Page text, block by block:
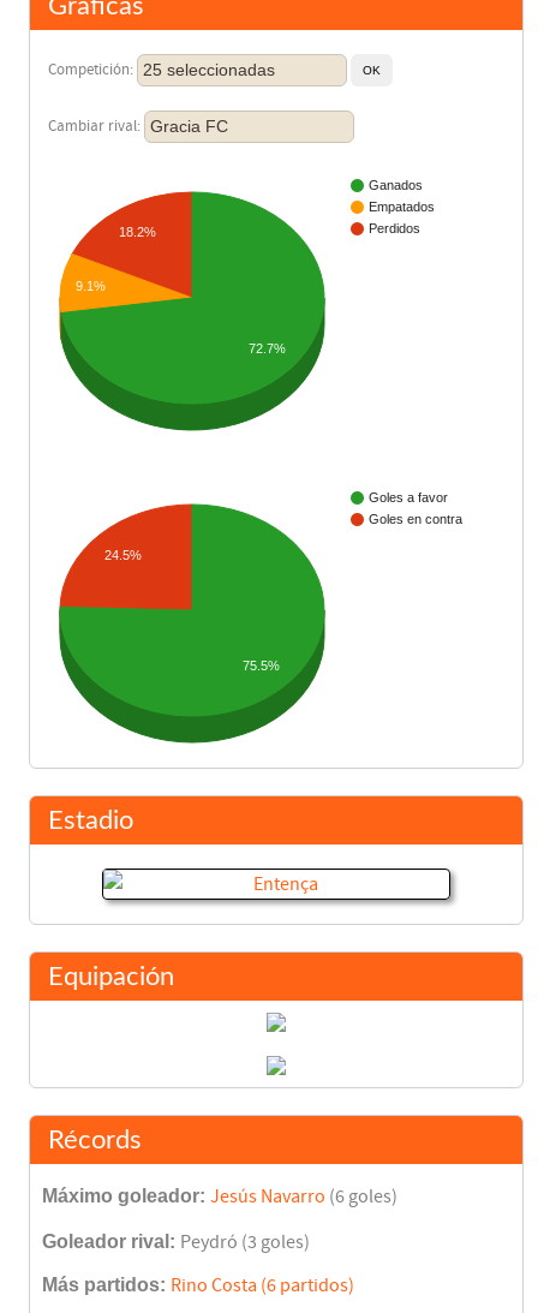
Gráficas
Competición: 25 seleccionadas
Cambiar rival: Gracia FC
Ganados
Empatados
Perdidos
18.2%
9.1%
72.7%
Goles a favor
Goles en contra
24.5%
75.5%
Estadio
Equipación
Récords
Máximo goleador: Jesús Navarro (6 goles)
Goleador rival: Peydró (3 goles)
Más partidos: Rino Costa (6 partidos)